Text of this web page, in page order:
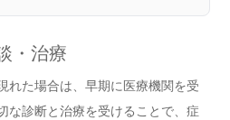
・治療
れた場合は、早期に医療機関を受
な診断と治療を受けることで、症